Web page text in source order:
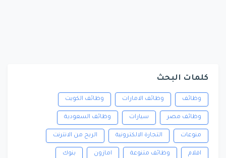
كلمات البحث
وظائف وظائف الامارات وظائف الكويت
وظائف مصر سيارات وظائف السعودية
منوعات التجارة الالكترونية الربح من الانترنت
افلام وظائف متنوعة امازون بنوك